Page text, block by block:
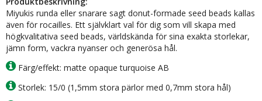
Miyukis runda eller snarare sagt donut-formade seed beads kallas
även för rocailles. Ett självklart val för dig som vill skapa med
högkvalitativa seed beads, världskända för sina exakta storlekar,
jämn form, vackra nyanser och generösa hål.
Färg/effekt: matte opaque turquoise AB
Storlek: 15/0 (1,5mm stora pärlor med 0,7mm stora hål)